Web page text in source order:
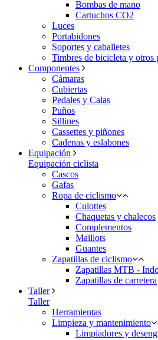
Bombas de mano
Cartuchos CO2
Luces
Portabidones
Soportes y caballetes
Timbres de bicicleta y otros
Componentes
Cámaras
Cubiertas
Pedales y Calas
Puños
Sillines
Cassettes y piñones
Cadenas y eslabones
Equipación
Equipación ciclista
Cascos
Gafas
Ropa de ciclismo
Culottes
Chaquetas y chalecos
Complementos
Maillots
Guantes
Zapatillas de ciclismo
Zapatillas MTB -
Zapatillas de carretera
Taller
Taller
Herramientas
Limpieza y mantenimiento
Limpiadores y